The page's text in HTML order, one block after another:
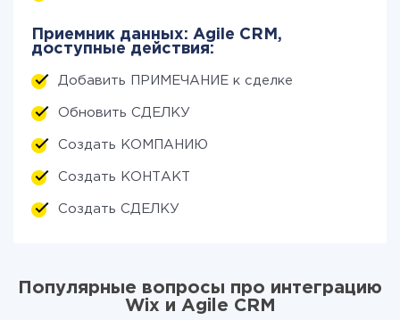
Приемник данных: Agile CRM,
доступные действия:
Добавить ПРИМЕЧАНИЕ к сделке
Обновить СДЕЛКУ
Создать КОМПАНИЮ
Создать КОНТАКТ
Создать СДЕЛКУ
Популярные вопросы про интеграцию
Wix и Agile CRM